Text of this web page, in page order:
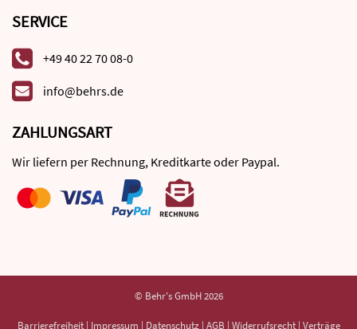
SERVICE
+49 40 22 70 08-0
info@behrs.de
ZAHLUNGSART
Wir liefern per Rechnung, Kreditkarte oder Paypal.
© Behr's GmbH 2026
Barrierefreiheit | Impressum | Datenschutz | AGB | Widerrufsrecht | Verträge